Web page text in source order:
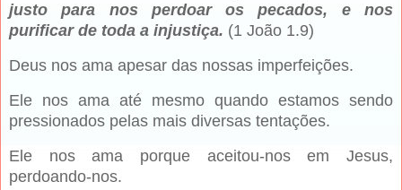
justo para nos perdoar os pecados, e nos
purificar de toda a injustiça. (1 João 1.9)
Deus nos ama apesar das nossas imperfeições.
Ele nos ama até mesmo quando estamos sendo
pressionados pelas mais diversas tentações.
Ele nos ama porque aceitou-nos em Jesus,
perdoando-nos.